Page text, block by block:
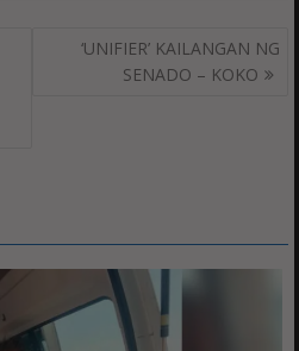
‘UNIFIER’ KAILANGAN NG
SENADO – KOKO